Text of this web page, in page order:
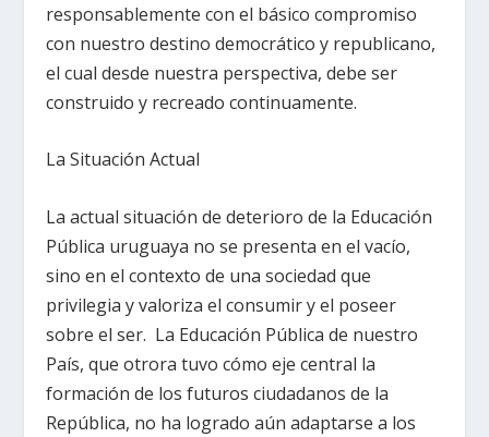
responsablemente con el básico compromiso
con nuestro destino democrático y republicano,
el cual desde nuestra perspectiva, debe ser
construido y recreado continuamente.
La Situación Actual
La actual situación de deterioro de la Educación
Pública uruguaya no se presenta en el vacío,
sino en el contexto de una sociedad que
privilegia y valoriza el consumir y el poseer
sobre el ser. La Educación Pública de nuestro
País, que otrora tuvo cómo eje central la
formación de los futuros ciudadanos de la
República, no ha logrado aún adaptarse a los